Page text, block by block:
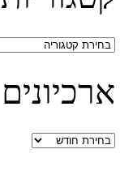
קטגוריות
ארכיונים
ארכיונים